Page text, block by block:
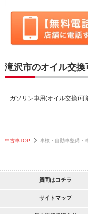
滝沢市のオイル交換
ガソリン車用(オイル交換)可
中古車TOP 車検・自動車整備・
質問はコチラ
サイトマップ